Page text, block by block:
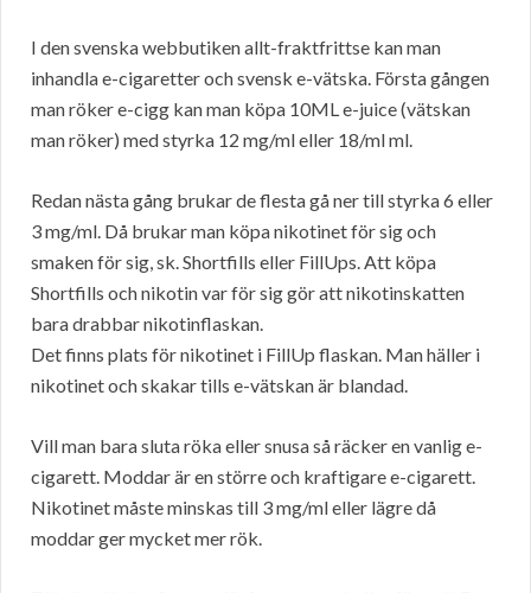
I den svenska webbutiken allt-fraktfrittse kan man
inhandla e-cigaretter och svensk e-vätska. Första gången
man röker e-cigg kan man köpa 10ML e-juice (vätskan
man röker) med styrka 12 mg/ml eller 18/ml ml.
Redan nästa gång brukar de flesta gå ner till styrka 6 eller
3 mg/ml. Då brukar man köpa nikotinet för sig och
smaken för sig, sk. Shortfills eller FillUps. Att köpa
Shortfills och nikotin var för sig gör att nikotinskatten
bara drabbar nikotinflaskan.
Det finns plats för nikotinet i FillUp flaskan. Man häller i
nikotinet och skakar tills e-vätskan är blandad.
Vill man bara sluta röka eller snusa så räcker en vanlig e-
cigarett. Moddar är en större och kraftigare e-cigarett.
Nikotinet måste minskas till 3 mg/ml eller lägre då
moddar ger mycket mer rök.